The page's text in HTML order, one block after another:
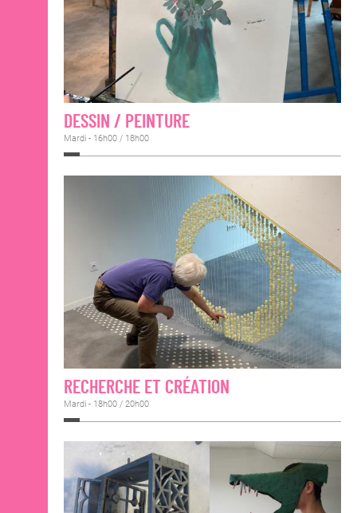
DESSIN / PEINTURE
Mardi - 16h00 / 18h00
RECHERCHE ET CRÉATION
Mardi - 18h00 / 20h00